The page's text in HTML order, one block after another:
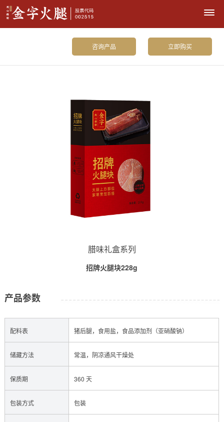
立即购买
咨询产品
腊味礼盒系列
招牌火腿块228g
产品参数
配料表 猪后腿，食用盐，食品添加剂（亚硝酸钠）
储藏方法 常温，阴凉通风干燥处
保质期 360 天
包装方式 包装